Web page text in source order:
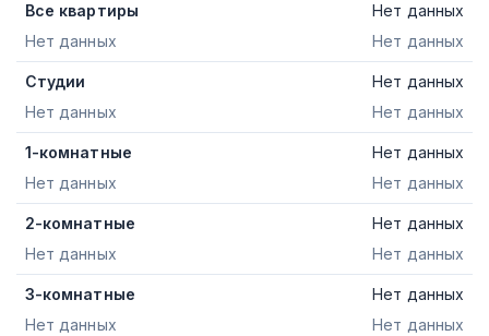
Все квартиры
Нет данных
Нет данных
Нет данных
Студии
Нет данных
Нет данных
Нет данных
1-комнатные
Нет данных
Нет данных
Нет данных
2-комнатные
Нет данных
Нет данных
Нет данных
3-комнатные
Нет данных
Нет данных
Нет данных